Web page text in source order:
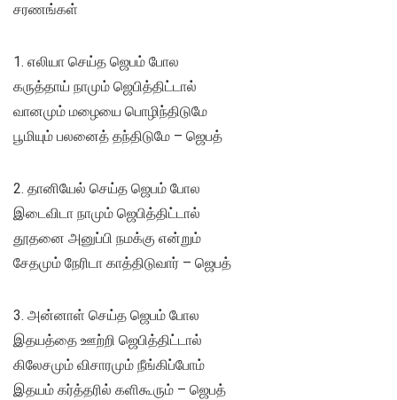
சரணங்கள்
1. எலியா செய்த ஜெபம் போல
கருத்தாய் நாமும் ஜெபித்திட்டால்
வானமும் மழையை பொழிந்திடுமே
பூமியும் பலனைத் தந்திடுமே – ஜெபத்
2. தானியேல் செய்த ஜெபம் போல
இடைவிடா நாமும் ஜெபித்திட்டால்
தூதனை அனுப்பி நமக்கு என்றும்
சேதமும் நேரிடா காத்திடுவார் – ஜெபத்
3. அன்னாள் செய்த ஜெபம் போல
இதயத்தை ஊற்றி ஜெபித்திட்டால்
கிலேசமும் விசாரமும் நீங்கிப்போம்
இதயம் கர்த்தரில் களிகூரும் – ஜெபத்